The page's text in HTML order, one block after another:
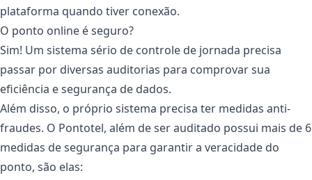
plataforma quando tiver conexão.
O ponto online é seguro?
Sim! Um sistema sério de controle de jornada precisa
passar por diversas auditorias para comprovar sua
eficiência e segurança de dados.
Além disso, o próprio sistema precisa ter medidas anti-
fraudes. O Pontotel, além de ser auditado possui mais de 6
medidas de segurança para garantir a veracidade do
ponto, são elas: